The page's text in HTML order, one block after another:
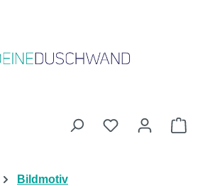
Du hast 0
Bildmotiv